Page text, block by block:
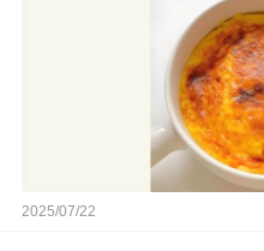
2025/07/22